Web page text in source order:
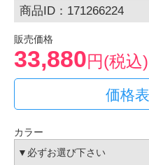
商品ID：171266224
販売価格
33,880円(税込
価格
カラー